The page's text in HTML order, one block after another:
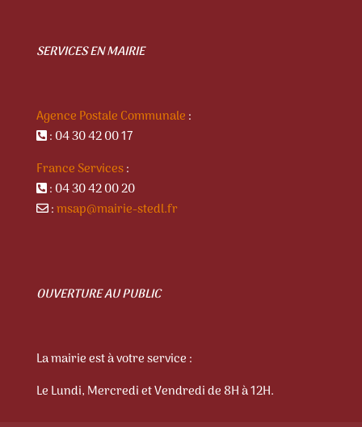
SERVICES EN MAIRIE
Agence Postale Communale :
: 04 30 42 00 17
France Services:
: 04 30 42 00 20
:msap@mairie-stedl.fr
OUVERTURE AU PUBLIC
La mairie est à votre service :
Le Lundi, Mercredi et Vendredi de 8H à 12H.